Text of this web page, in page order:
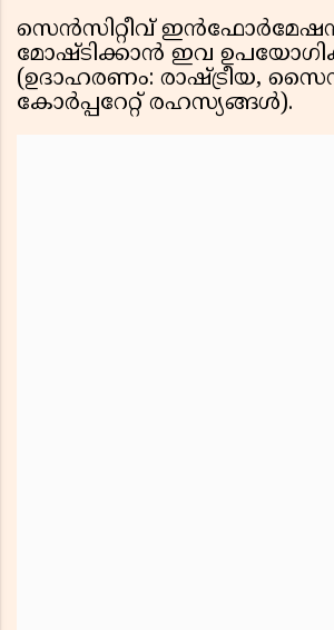
സെൻസിറ്റീവ്
മോഷ്ടിക്കാൻ ഇവ
(ഉദാഹരണം: രാഷ്ട്രീയ,
കോർപ്പറേറ്റ് രഹസ്യങ്ങൾ).